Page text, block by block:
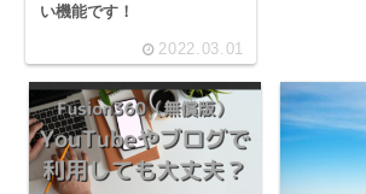
い機能です！
2022.03.01